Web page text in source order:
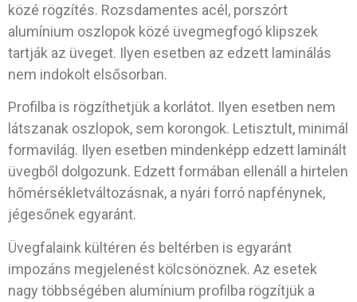
közé rögzítés. Rozsdamentes acél, porszórt
alumínium oszlopok közé üvegmegfogó klipszek
tartják az üveget. Ilyen esetben az edzett laminálás
nem indokolt elsősorban.
Profilba is rögzíthetjük a korlátot. Ilyen esetben nem
látszanak oszlopok, sem korongok. Letisztult, minimál
formavilág. Ilyen esetben mindenképp edzett laminált
üvegből dolgozunk. Edzett formában ellenáll a hirtelen
hőmérsékletváltozásnak, a nyári forró napfénynek,
jégesőnek egyaránt.
Üvegfalaink kültéren és beltérben is egyaránt
impozáns megjelenést kölcsönöznek. Az esetek
nagy többségében alumínium profilba rögzítjük a